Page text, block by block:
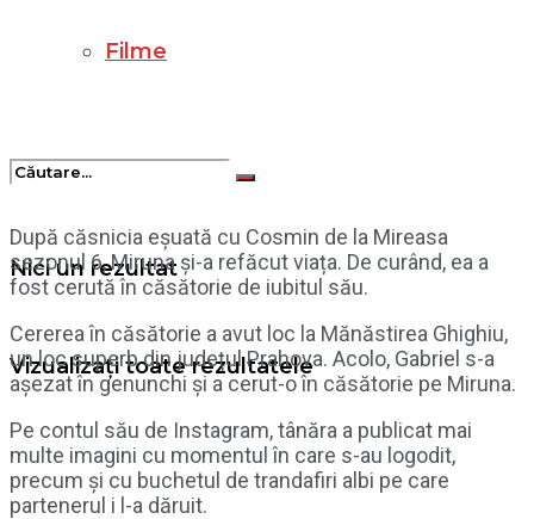
Filme
Nici un rezultat
Vizualizați toate rezultatele
După căsnicia eșuată cu Cosmin de la Mireasa
sezonul 6, Miruna și-a refăcut viața. De curând, ea a
fost cerută în căsătorie de iubitul său.
Cererea în căsătorie a avut loc la Mănăstirea Ghighiu,
un loc superb din județul Prahova. Acolo, Gabriel s-a
așezat în genunchi și a cerut-o în căsătorie pe Miruna.
Pe contul său de Instagram, tânăra a publicat mai
multe imagini cu momentul în care s-au logodit,
precum și cu buchetul de trandafiri albi pe care
partenerul i l-a dăruit.